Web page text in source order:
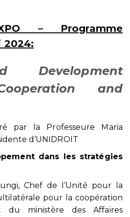
– Programme
2024:
Development
and
par la Professeure Maria
d’UNIDROIT
dans les stratégies
Chef de l’Unité pour la
pour la coopération
du ministère des Affaires